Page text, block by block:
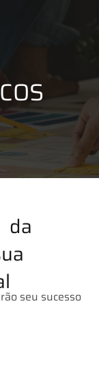
da
seu sucesso